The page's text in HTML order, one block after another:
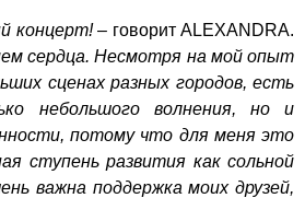
концерт!– говорит ALEXANDRA.
сердца. Несмотря на мой опыт
сценах разных городов, есть
небольшого волнения, но и
потому что для меня это
ступень развития как сольной
важна поддержка моих друзей,